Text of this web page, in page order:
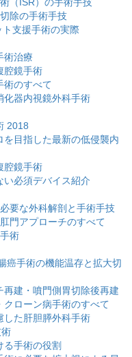
除の手術手技
支援手術の実際
術治療
腔鏡手術
術のすべて
化器内視鏡外科手術
2018
目指した最新の低侵襲内
腔鏡手術
い必須デバイス紹介
要な外科解剖と手術手技
門アプローチのすべて
術
癌手術の機能温存と拡大切
建・噴門側胃切除後再建
ローン病手術のすべて
した肝胆膵外科手術
手術の役割